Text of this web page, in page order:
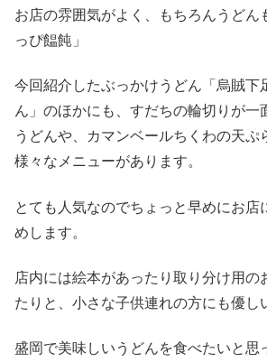
お店の雰囲気がよく、もちろんうどん
っぴ饂飩」
今回紹介したぶっかけうどん「烏賊下
ん」のほかにも、すだちの輪切りが一
うどんや、カマンベールちくわの天ぷ
様々なメニューがあります。
とても人気なのでちょっと早めにお店
めします。
店内には絵本があったり取り分け用の
たりと、小さな子供連れの方にも優し
盛岡で美味しいうどんを食べたいと思